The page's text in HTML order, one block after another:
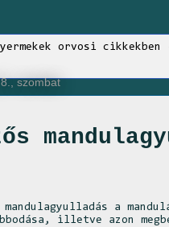
orvosi
szombat
mandulagyulladás a
illetve azon